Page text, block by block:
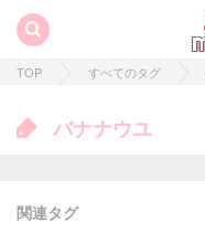
TOP すべてのタグ
バナナウユ
関連タグ